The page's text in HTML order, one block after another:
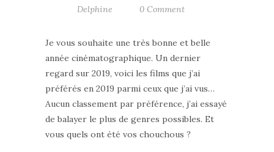
Delphine
0 Comment
Je vous souhaite une très bonne et belle
année cinématographique. Un dernier
regard sur 2019, voici les films que j’ai
préférés en 2019 parmi ceux que j’ai vus…
Aucun classement par préférence, j’ai essayé
de balayer le plus de genres possibles. Et
vous quels ont été vos chouchous ?